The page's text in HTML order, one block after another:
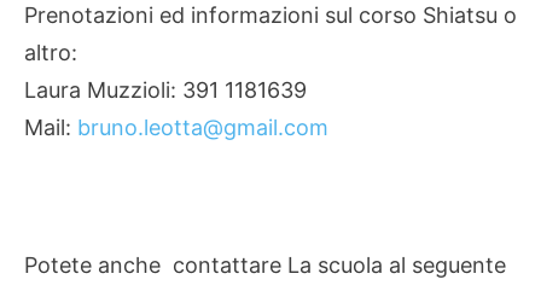
Prenotazioni ed informazioni sul corso Shiatsu o
altro:
Laura Muzzioli: 391 1181639
Mail: bruno.leotta@gmail.com
Potete anche contattare La scuola al seguente